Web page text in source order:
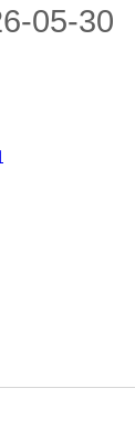
05-30